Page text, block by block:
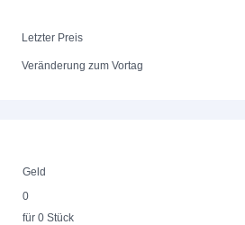
Letzter Preis
Veränderung zum Vortag
Geld
0
für 0 Stück